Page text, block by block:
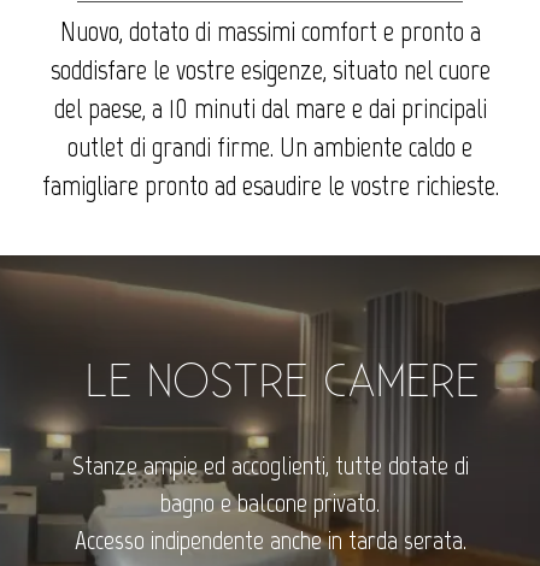
Nuovo, dotato di massimi comfort e pronto a
soddisfare le vostre esigenze, situato nel cuore
del paese, a 10 minuti dal mare e dai principali
outlet di grandi firme. Un ambiente caldo e
famigliare pronto ad esaudire le vostre richieste.
LE NOSTRE CAMERE
Stanze ampie ed accoglienti, tutte dotate di
bagno e balcone privato.
Accesso indipendente anche in tarda serata.